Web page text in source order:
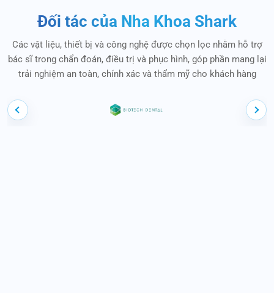
Shark Dental!
Sắp có mặt tại Nha Khoa Shark – CÔNG
Titoker Đức Anh – Từ một tấm voucher đến
Đối tác của Nha Khoa Shark
Các vật liệu, thiết bị và công nghệ được chọn lọc nhằm hỗ trợ
bác sĩ trong chẩn đoán, điều trị và phục hình, góp phần mang lại
trải nghiệm an toàn, chính xác và thẩm mỹ cho khách hàng